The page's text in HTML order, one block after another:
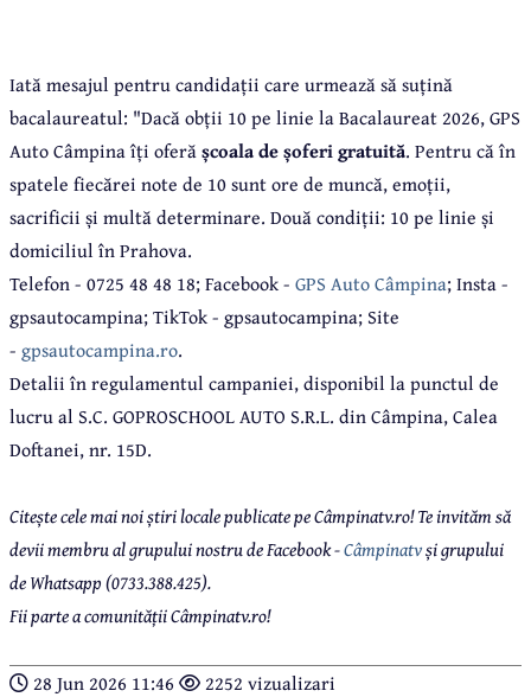
Iată mesajul pentru candidații care urmează să suțină
bacalaureatul: "Dacă obții 10 pe linie la Bacalaureat 2026, GPS
Auto Câmpina îți oferășcoala de șoferi gratuită. Pentru că în
spatele fiecărei note de 10 sunt ore de muncă, emoții,
sacrificii și multă determinare. Două condiții: 10 pe linie și
domiciliul în Prahova.
Telefon - 0725 48 48 18; Facebook - GPS Auto Câmpina; Insta -
gpsautocampina; TikTok - gpsautocampina; Site
- gpsautocampina.ro.
Detalii în regulamentul campaniei, disponibil la punctul de
lucru al S.C. GOPROSCHOOL AUTO S.R.L. din Câmpina, Calea
Doftanei, nr. 15D.
Citește cele mai noi știri locale publicate pe Câmpinatv.ro! Te invităm să
devii membru al grupului nostru de Facebook -Câmpinatvși grupului
de Whatsapp (0733.388.425).
Fii parte a comunității Câmpinatv.ro!
28 Jun 2026 11:46 2252 vizualizari